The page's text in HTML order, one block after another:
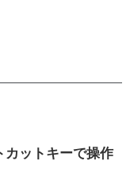
ットキーで操作